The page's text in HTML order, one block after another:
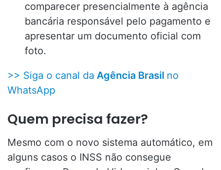
comparecer presencialmente à agência
bancária responsável pelo pagamento e
apresentar um documento oficial com
foto.
>> Siga o canal da Agência Brasil no
WhatsApp
Quem precisa fazer?
Mesmo com o novo sistema automático, em
alguns casos o INSS não consegue